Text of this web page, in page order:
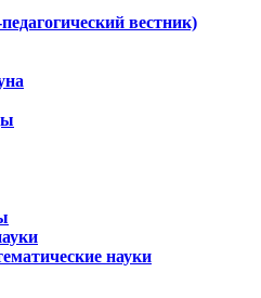
вестник)
науки